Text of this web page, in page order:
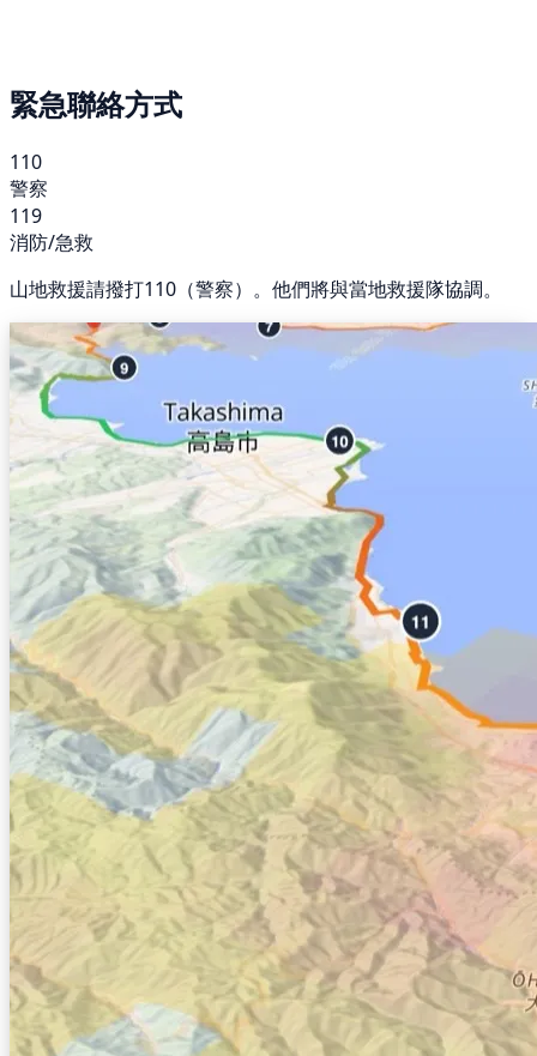
緊急聯絡方式
110
警察
119
消防/急救
山地救援請撥打110（警察）。他們將與當地救援隊協調。